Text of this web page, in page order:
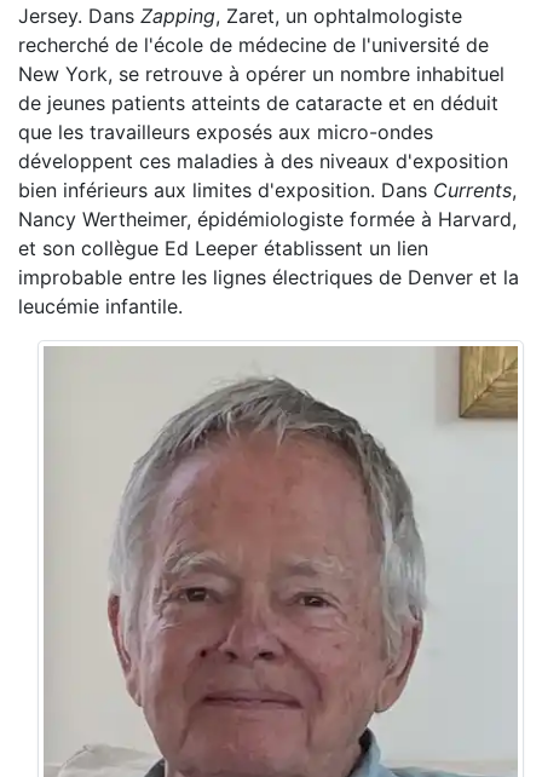
Jersey. Dans Zapping, Zaret, un ophtalmologiste
recherché de l'école de médecine de l'université de
New York, se retrouve à opérer un nombre inhabituel
de jeunes patients atteints de cataracte et en déduit
que les travailleurs exposés aux micro-ondes
développent ces maladies à des niveaux d'exposition
bien inférieurs aux limites d'exposition. Dans Currents,
Nancy Wertheimer, épidémiologiste formée à Harvard,
et son collègue Ed Leeper établissent un lien
improbable entre les lignes électriques de Denver et la
leucémie infantile.